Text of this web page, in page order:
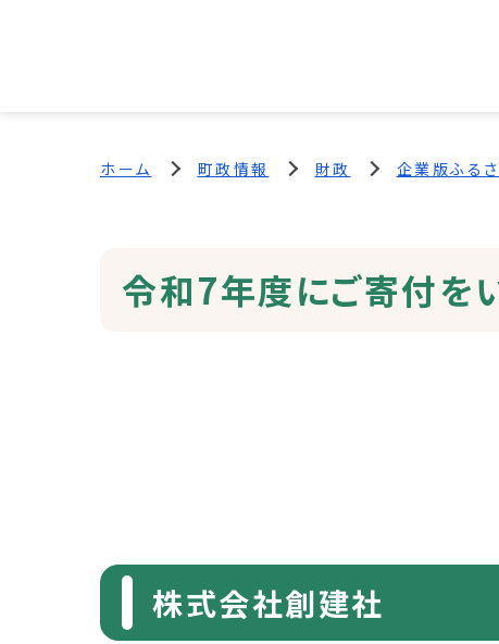
ホーム 町政情報 財政 企業版ふる
令和7年度にご寄付を
株式会社創建社